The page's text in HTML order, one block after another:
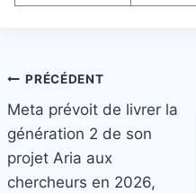
Navigation
de
l’article
PRÉCÉDENT
Meta prévoit de livrer la
génération 2 de son
projet Aria aux
chercheurs en 2026,